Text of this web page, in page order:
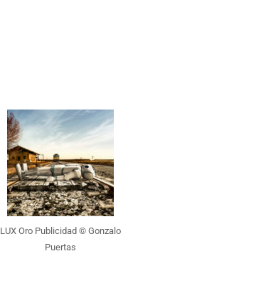
LUX Oro Publicidad © Gonzalo
Puertas